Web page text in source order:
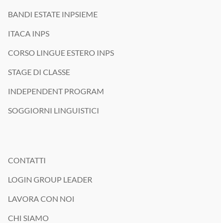
BANDI ESTATE INPSIEME
ITACA INPS
CORSO LINGUE ESTERO INPS
STAGE DI CLASSE
INDEPENDENT PROGRAM
SOGGIORNI LINGUISTICI
CONTATTI
LOGIN GROUP LEADER
LAVORA CON NOI
CHI SIAMO